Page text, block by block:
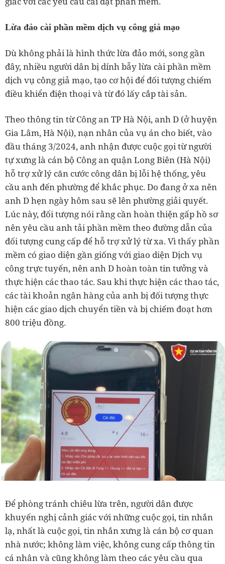
Lừa đảo cài phần mềm dịch vụ công giả mạo
Dù không phải là hình thức lừa đảo mới, song gần
đây, nhiều người dân bị dính bẫy lừa cài phần mềm
dịch vụ công giả mạo, tạo cơ hội để đối tượng chiếm
điều khiển điện thoại và từ đó lấy cắp tài sản.
Theo thông tin từ Công an TP Hà Nội, anh D (ở huyện
Gia Lâm, Hà Nội), nạn nhân của vụ án cho biết, vào
đầu tháng 3/2024, anh nhận được cuộc gọi từ người
tự xưng là cán bộ Công an quận Long Biên (Hà Nội)
hỗ trợ xử lý căn cước công dân bị lỗi hệ thống, yêu
cầu anh đến phường để khắc phục. Do đang ở xa nên
anh D hẹn ngày hôm sau sẽ lên phường giải quyết.
Lúc này, đối tượng nói rằng cần hoàn thiện gấp hồ sơ
nên yêu cầu anh tải phần mềm theo đường dẫn của
đối tượng cung cấp để hỗ trợ xử lý từ xa. Vì thấy phần
mềm có giao diện gần giống với giao diện Dịch vụ
công trực tuyến, nên anh D hoàn toàn tin tưởng và
thực hiện các thao tác. Sau khi thực hiện các thao tác,
các tài khoản ngân hàng của anh bị đối tượng thực
hiện các giao dịch chuyển tiền và bị chiếm đoạt hơn
800 triệu đồng.
Để phòng tránh chiêu lừa trên, người dân được
khuyến nghị cảnh giác với những cuộc gọi, tin nhắn
lạ, nhất là cuộc gọi, tin nhắn xưng là cán bộ cơ quan
nhà nước; không làm việc, không cung cấp thông tin
cá nhân và cũng không làm theo các yêu cầu qua